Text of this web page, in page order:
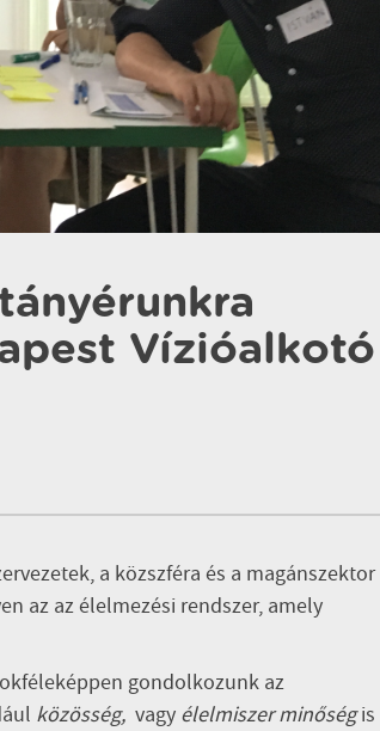
Vízióalkotó
a közszféra és a magánszektor
az az élelmezési rendszer, amely
gondolkozunk az
közösség, vagy élelmiszer minőségis